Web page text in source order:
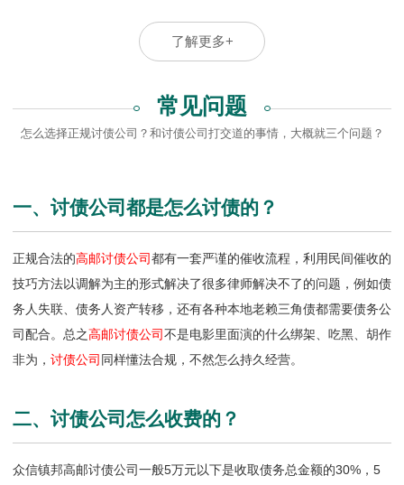
了解更多+
常见问题
怎么选择正规讨债公司？和讨债公司打交道的事情，大概就三个问题？
一、讨债公司都是怎么讨债的？
正规合法的高邮讨债公司都有一套严谨的催收流程，利用民间催收的
技巧方法以调解为主的形式解决了很多律师解决不了的问题，例如债
务人失联、债务人资产转移，还有各种本地老赖三角债都需要债务公
司配合。总之高邮讨债公司不是电影里面演的什么绑架、吃黑、胡作
非为， 讨债公司 同样懂法合规，不然怎么持久经营。
二、讨债公司怎么收费的？
众信镇邦高邮讨债公司一般5万元以下是收取债务总金额的30%，5